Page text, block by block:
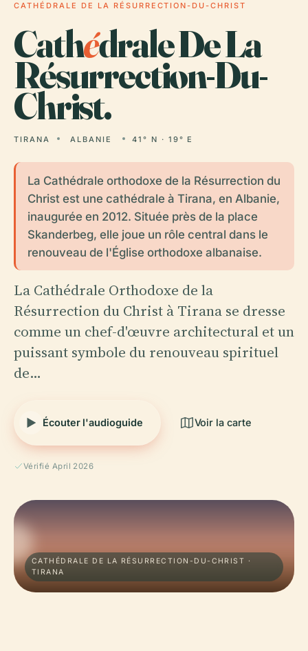
CATHÉDRALE DE LA RÉSURRECTION-DU-CHRIST
Cathédrale De La
Résurrection-Du-
Christ.
TIRANA ALBANIE 41° N · 19° E
La Cathédrale orthodoxe de la Résurrection du
Christ est une cathédrale à Tirana, en Albanie,
inaugurée en 2012. Située près de la place
Skanderbeg, elle joue un rôle central dans le
renouveau de l'Église orthodoxe albanaise.
La Cathédrale Orthodoxe de la
Résurrection du Christ à Tirana se dresse
comme un chef-d'œuvre architectural et un
puissant symbole du renouveau spirituel
de…
Écouter l'audioguide Voir la carte
Vérifié April 2026
CATHÉDRALE DE LA RÉSURRECTION-DU-CHRIST ·
TIRANA